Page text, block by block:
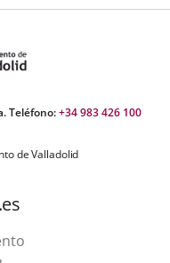
externa.externa.
Teléfono:+34 983 426 100
de Valladolid